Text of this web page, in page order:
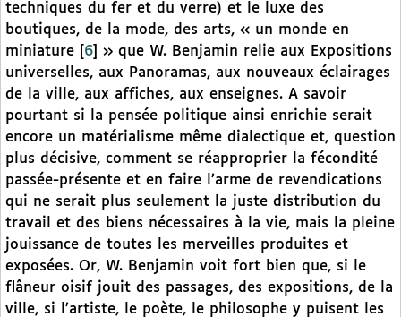
techniques du fer et du verre) et le luxe des
boutiques, de la mode, des arts, « un monde en
miniature
6
» que W. Benjamin relie aux Expositions
universelles, aux Panoramas, aux nouveaux éclairages
de la ville, aux affiches, aux enseignes. A savoir
pourtant si la pensée politique ainsi enrichie serait
encore un matérialisme même dialectique et, question
plus décisive, comment se réapproprier la fécondité
passée-présente et en faire l’arme de revendications
qui ne serait plus seulement la juste distribution du
travail et des biens nécessaires à la vie, mais la pleine
jouissance de toutes les merveilles produites et
exposées. Or, W. Benjamin voit fort bien que, si le
flâneur oisif jouit des passages, des expositions, de la
ville, si l’artiste, le poète, le philosophe y puisent les